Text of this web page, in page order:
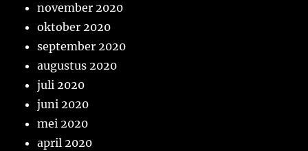
november 2020
oktober 2020
september 2020
augustus 2020
juli 2020
juni 2020
mei 2020
april 2020